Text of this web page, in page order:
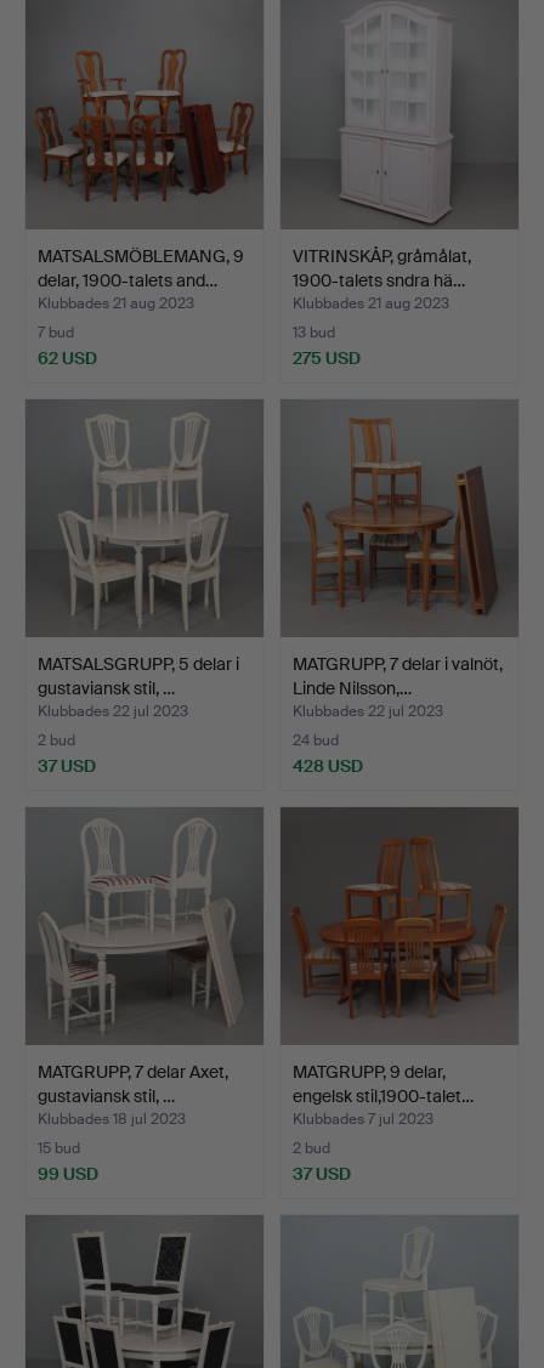
MATSALSMÖBLEMANG, 9
delar, 1900-talets and…
Klubbades 21 aug 2023
7 bud
62 USD
VITRINSKÅP, gråmålat,
1900-talets sndra hä…
Klubbades 21 aug 2023
13 bud
275 USD
MATSALSGRUPP, 5 delar i
gustaviansk stil, …
Klubbades 22 jul 2023
2 bud
37 USD
MATGRUPP, 7 delar i valnöt,
Linde Nilsson,…
Klubbades 22 jul 2023
24 bud
428 USD
MATGRUPP, 7 delar Axet,
gustaviansk stil, …
Klubbades 18 jul 2023
15 bud
99 USD
MATGRUPP, 9 delar,
engelsk stil,1900-talet…
Klubbades 7 jul 2023
2 bud
37 USD